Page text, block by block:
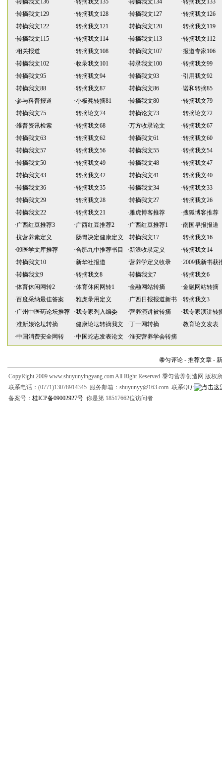
·转摘我文136 ·转摘我文135 ·转摘我文134 ·转摘我文133
·转摘我文129 ·转摘我文128 ·转摘我文127 ·转摘我文126
·转摘我文122 ·转摘我文121 ·转摘我文120 ·转摘我文119
·转摘我文115 ·转摘我文114 ·转摘我文113 ·转摘我文112
·相关报道 ·转摘我文108 ·转摘我文107 ·报道专家106
·转摘我文102 ·收录我文101 ·转录我文100 ·转摘我文99
·转摘我文95 ·转摘我文94 ·转摘我文93 ·引用我文92
·转摘我文88 ·转摘我文87 ·转摘我文86 ·诺和转摘85
·参与科普报道 ·小板凳转摘81 ·转摘我文80 ·转摘我文79
·转摘我文75 ·转摘论文74 ·转摘论文73 ·转摘论文72
·维普资讯检索 ·转摘我文68 ·万方收录论文 ·转摘我文67
·转摘我文63 ·转摘我文62 ·转摘我文61 ·转摘我文60
·转摘我文57 ·转摘我文56 ·转摘我文55 ·转摘我文54
·转摘我文50 ·转摘我文49 ·转摘我文48 ·转摘我文47
·转摘我文43 ·转摘我文42 ·转摘我文41 ·转摘我文40
·转摘我文36 ·转摘我文35 ·转摘我文34 ·转摘我文33
·转摘我文29 ·转摘我文28 ·转摘我文27 ·转摘我文26
·转摘我文22 ·转摘我文21 ·雅虎博客推荐 ·搜狐博客推荐
·广西红豆推荐3 ·广西红豆推荐2 ·广西红豆推荐1 ·南国早报报道
·抗营养素定义 ·肠胃决定健康定义 ·转摘我文17 ·转摘我文16
·09医学文库推荐 ·合肥九中推荐书目 ·新浪收录定义 ·转摘我文14
·转摘我文10 ·新华社报道 ·营养学定义收录 ·2009我新书获
·转摘我文9 ·转摘我文8 ·转摘我文7 ·转摘我文6
·体育休闲网转2 ·体育休闲网转1 ·金融网站转摘 ·金融网站转摘
·百度采纳最佳答案 ·雅虎录用定义 ·广西日报报道新书 ·转摘我文3
·广州中医药论坛推荐 ·我专家列入编委 ·营养演讲被转摘 ·我专家演讲转
·准新娘论坛转摘 ·健康论坛转摘我文 ·丁一网转摘 ·教育论文发表
·中国消费安全网转 ·中国蛇志发表论文 ·淮安营养学会转摘
黍匀评论 - 推荐文章 -
CopyRight 2009 www.shuyunyingyang.com All Right Reserved·黍匀营养创造网 版权
联系电话：(0771)13078914345 服务邮箱：shuyunyy@163.com 联系QQ:
备案号： 桂ICP备09002927号 你是第 18517662位访问者